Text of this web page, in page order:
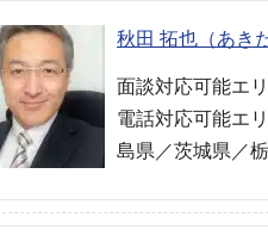
秋田 拓也（あき
面談対応可能エ
電話対応可能エ
島県／茨城県／